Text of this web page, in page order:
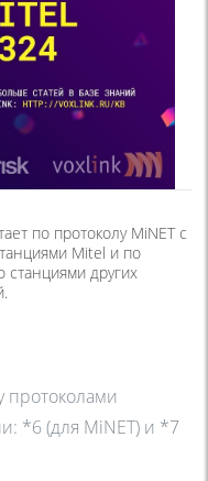
по протоколу MiNET с
Mitel и по
станциями других
*6 (для MiNET) и *7